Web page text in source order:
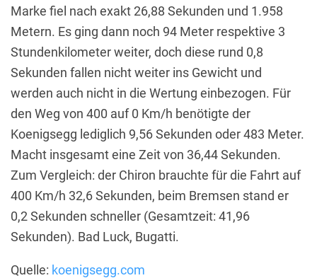
Marke fiel nach exakt 26,88 Sekunden und 1.958
Metern. Es ging dann noch 94 Meter respektive 3
Stundenkilometer weiter, doch diese rund 0,8
Sekunden fallen nicht weiter ins Gewicht und
werden auch nicht in die Wertung einbezogen. Für
den Weg von 400 auf 0 Km/h benötigte der
Koenigsegg lediglich 9,56 Sekunden oder 483 Meter.
Macht insgesamt eine Zeit von 36,44 Sekunden.
Zum Vergleich: der Chiron brauchte für die Fahrt auf
400 Km/h 32,6 Sekunden, beim Bremsen stand er
0,2 Sekunden schneller (Gesamtzeit: 41,96
Sekunden). Bad Luck, Bugatti.
Quelle: koenigsegg.com